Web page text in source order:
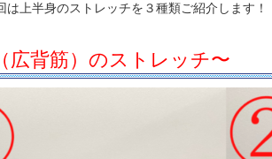
は上半身のストレッチを３種類ご紹介します！
広背筋）のストレッチ〜